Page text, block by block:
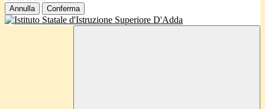
Annulla Conferma